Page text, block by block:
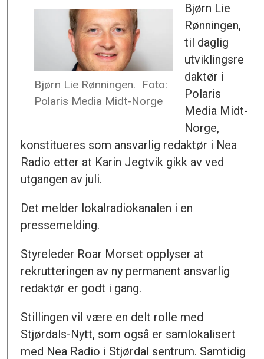
Bjørn Lie Rønningen.
Foto:
Polaris Media Midt-Norge
Bjørn Lie
Rønningen,
til daglig
utviklingsre
daktør i
Polaris
Media Midt-
Norge,
konstitueres som ansvarlig redaktør i Nea
Radio etter at Karin Jegtvik gikk av ved
utgangen av juli.
Det melder lokalradiokanalen i en
pressemelding.
Styreleder Roar Morset opplyser at
rekrutteringen av ny permanent ansvarlig
redaktør er godt i gang.
Stillingen vil være en delt rolle med
Stjørdals-Nytt, som også er samlokalisert
med Nea Radio i Stjørdal sentrum. Samtidig